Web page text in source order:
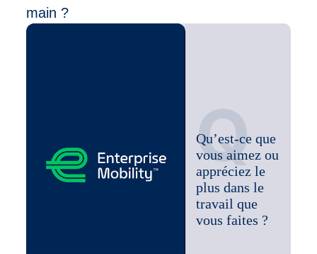
Maintenir un niveau d'assiduité et de ponctualité
régulier et fiable
Q
Qu’est-ce que
vous aimez ou
appréciez le
plus dans le
travail que
vous faites ?
main ?